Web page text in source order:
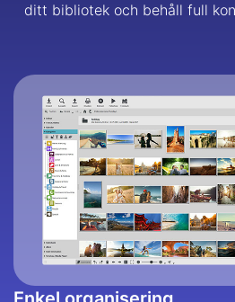
ditt bibliotek och behåll full